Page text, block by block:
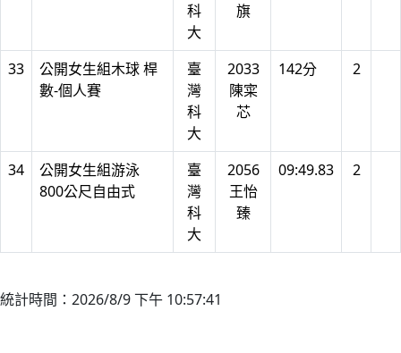
科
大
旗
33
公開女生組木球 桿
數-個人賽
臺
灣
科
大
2033
陳寀
芯
142分 2
34
公開女生組游泳
800公尺自由式
臺
灣
科
大
2056
王怡
臻
09:49.83 2
統計時間：2026/8/9 下午 10:57:41